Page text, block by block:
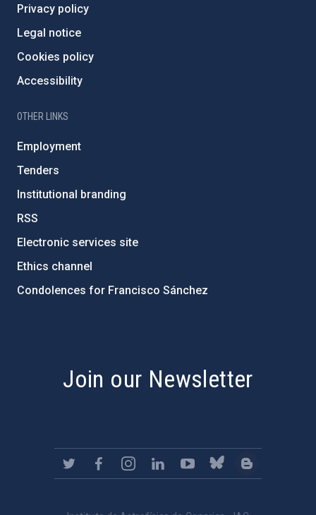
Privacy policy
Legal notice
Cookies policy
Accessibility
OTHER LINKS
Employment
Tenders
Institutional branding
RSS
Electronic services site
Ethics channel
Condolences for Francisco Sánchez
Join our Newsletter